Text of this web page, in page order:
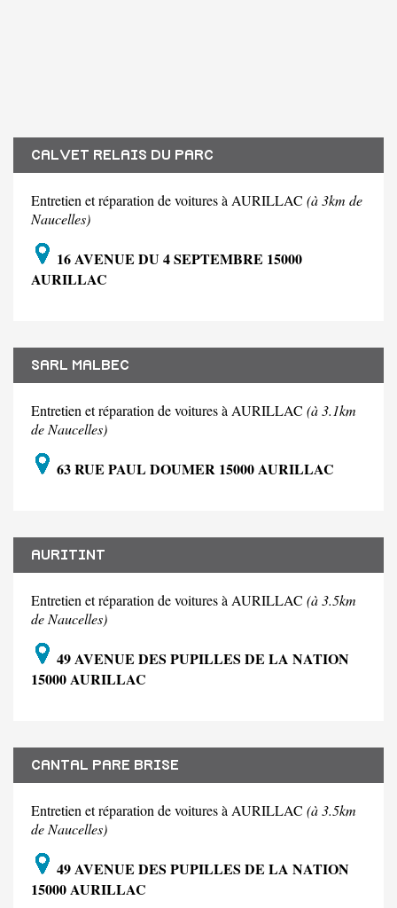
CALVET RELAIS DU PARC
Entretien et réparation de voitures à AURILLAC (à 3km de
Naucelles)
16 AVENUE DU 4 SEPTEMBRE 15000
AURILLAC
SARL MALBEC
Entretien et réparation de voitures à AURILLAC (à 3.1km
de Naucelles)
63 RUE PAUL DOUMER 15000 AURILLAC
AURITINT
Entretien et réparation de voitures à AURILLAC (à 3.5km
de Naucelles)
49 AVENUE DES PUPILLES DE LA NATION
15000 AURILLAC
CANTAL PARE BRISE
Entretien et réparation de voitures à AURILLAC (à 3.5km
de Naucelles)
49 AVENUE DES PUPILLES DE LA NATION
15000 AURILLAC